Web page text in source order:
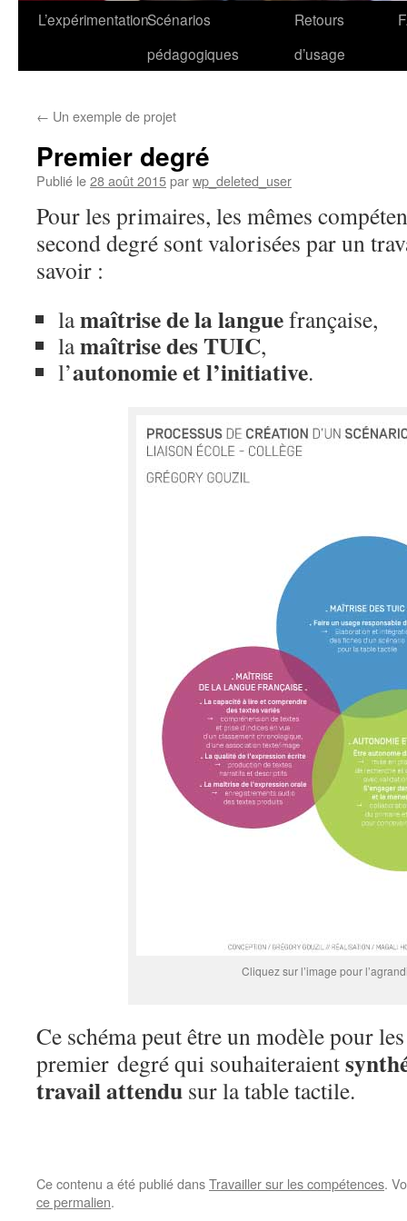
L’expérimentationScénarios
pédagogiques
Retours
d’usage
← Un exemple de projet
Premier degré
Publié le28 août 2015parwp_deleted_user
Pour les primaires, les mêmes
second degré sont valorisées par un
savoir :
lamaîtrise de la languefrançaise,
lamaîtrise des TUIC,
l’autonomie et l’initiative.
Cliquez sur l’image pour
Ce schéma peut être un modèle pour
premier degré qui souhaiteraient
travail attendu sur la table tactile.
Ce contenu a été publié dansTravailler sur les compétences.
ce permalien.